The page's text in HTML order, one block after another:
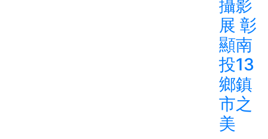
攝影
展 彰
顯南
投13
鄉鎮
市之
美